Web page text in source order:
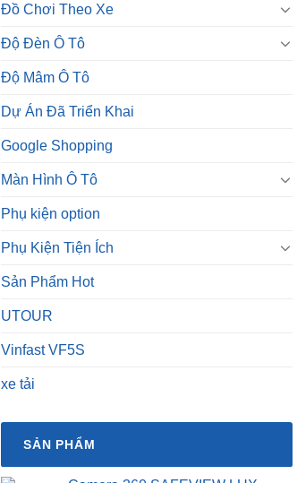
Đồ Chơi Theo Xe
Độ Đèn Ô Tô
Độ Mâm Ô Tô
Dự Án Đã Triển Khai
Google Shopping
Màn Hình Ô Tô
Phụ kiện option
Phụ Kiện Tiện Ích
Sản Phẩm Hot
UTOUR
Vinfast VF5S
xe tải
SẢN PHẨM